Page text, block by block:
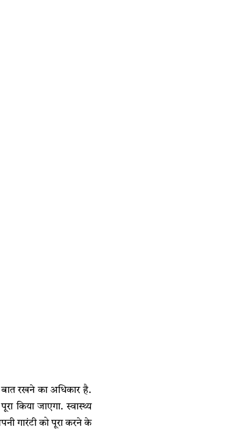
बात रखने का अधिकार है.
किया जाएगा. स्वास्थ्य
गारंटी को पूरा करने के